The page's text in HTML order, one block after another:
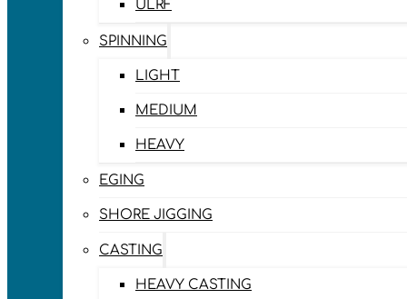
ULRF
SPINNING
LIGHT
MEDIUM
HEAVY
EGING
SHORE JIGGING
CASTING
HEAVY CASTING